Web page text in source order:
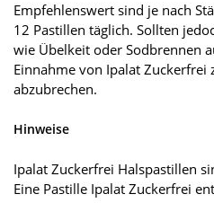
Empfehlenswert sind je nach
12 Pastillen täglich. Sollten
wie Übelkeit oder Sodbrennen
Einnahme von Ipalat Zuckerfrei
abzubrechen.
Hinweise
Ipalat Zuckerfrei Halspastillen
Eine Pastille Ipalat Zuckerfrei